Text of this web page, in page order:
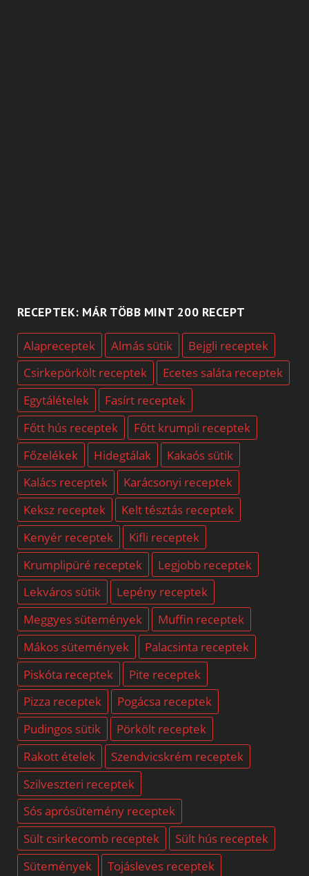
RECEPTEK: MÁR TÖBB MINT 200 RECEPT
Alapreceptek Almás sütik
Bejgli receptek
Csirkepörkölt receptek
Ecetes saláta receptek
Egytálételek
Fasírt receptek
Főtt hús receptek
Főtt krumpli receptek
Főzelékek
Hidegtálak
Kakaós sütik
Kalács receptek
Karácsonyi receptek
Keksz receptek
Kelt tésztás receptek
Kenyér receptek
Kifli receptek
Krumplipüré receptek
Legjobb receptek
Lekváros sütik
Lepény receptek
Meggyes sütemények
Muffin receptek
Mákos sütemények
Palacsinta receptek
Piskóta receptek
Pite receptek
Pizza receptek
Pogácsa receptek
Pudingos sütik
Pörkölt receptek
Rakott ételek
Szendvicskrém receptek
Szilveszteri receptek
Sós aprósütemény receptek
Sült csirkecomb receptek
Sült hús receptek
Sütemények
Tojásleves receptek